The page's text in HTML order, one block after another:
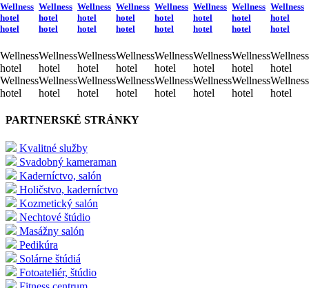
Wellness
hotel
hotel
Wellness
hotel
Wellness
hotel
Wellness
hotel
hotel
Wellness
hotel
Wellness
hotel
Wellness
hotel
hotel
Wellness
hotel
Wellness
hotel
Wellness
hotel
hotel
Wellness
hotel
Wellness
hotel
Wellness
hotel
hotel
Wellness
hotel
Wellness
hotel
Wellness
hotel
hotel
Wellness
hotel
Wellness
hotel
Wellness
hotel
hotel
Wellness
hotel
Wellness
hotel
Wellness
hotel
hotel
Wellness
hotel
Wellness
hotel
PARTNERSKÉ STRÁNKY
Kvalitné služby
Svadobný kameraman
Kaderníctvo, salón
Holičstvo, kaderníctvo
Kozmetický salón
Nechtové štúdio
Masážny salón
Pedikúra
Solárne štúdiá
Fotoateliér, štúdio